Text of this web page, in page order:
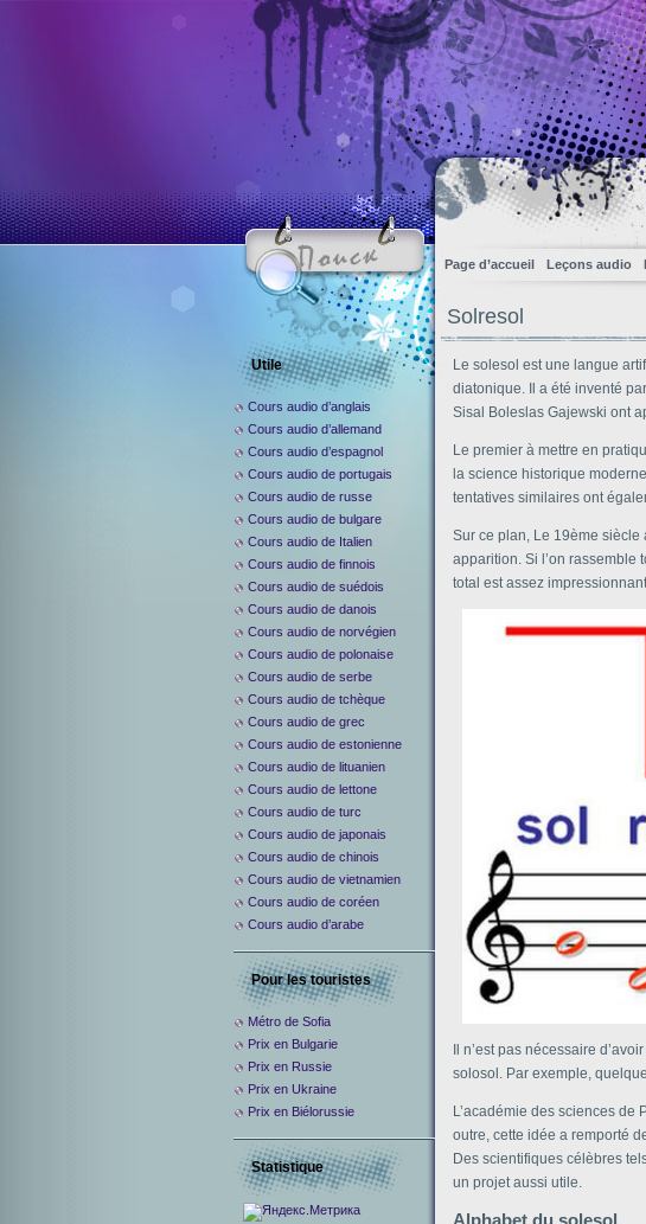
Page d’accueil Leçons audio
Solresol
Le solesol est une langue
diatonique. Il a été inventé
Sisal Boleslas Gajewski ont
Le premier à mettre en
la science historique
tentatives similaires ont
Sur ce plan, Le 19ème siècle
apparition. Si l’on rassemble
total est assez
Il n’est pas nécessaire
solosol. Par exemple,
L’académie des sciences
outre, cette idée a remporté
Des scientifiques célèbres
un projet aussi utile.
Utile
Cours audio d’anglais
Cours audio d’allemand
Cours audio d’espagnol
Cours audio de portugais
Cours audio de russe
Cours audio de bulgare
Cours audio de Italien
Cours audio de finnois
Cours audio de suédois
Cours audio de danois
Cours audio de norvégien
Cours audio de polonaise
Cours audio de serbe
Cours audio de tchèque
Cours audio de grec
Cours audio de estonienne
Cours audio de lituanien
Cours audio de lettone
Cours audio de turc
Cours audio de japonais
Cours audio de chinois
Cours audio de vietnamien
Cours audio de coréen
Cours audio d’arabe
Pour les touristes
Métro de Sofia
Prix en Bulgarie
Prix ​​en Russie
Prix en Ukraine
Prix en Biélorussie
Statistique